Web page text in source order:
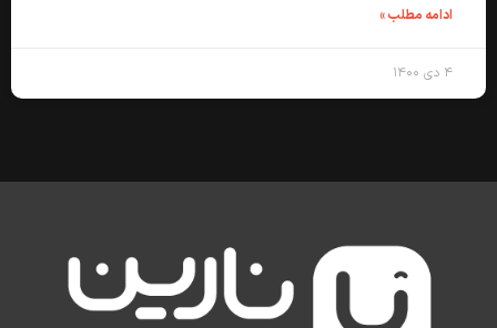
ادامه مطلب »
۴ دی ۱۴۰۰